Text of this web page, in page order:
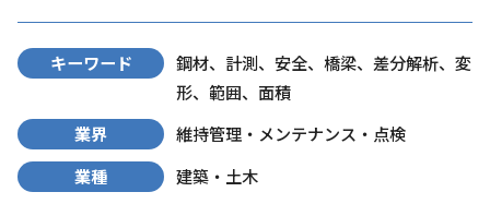
キーワード
鋼材、計測、安全、橋梁、差分解析、変
形、範囲、面積
業界
維持管理・メンテナンス・点検
業種
建築・土木